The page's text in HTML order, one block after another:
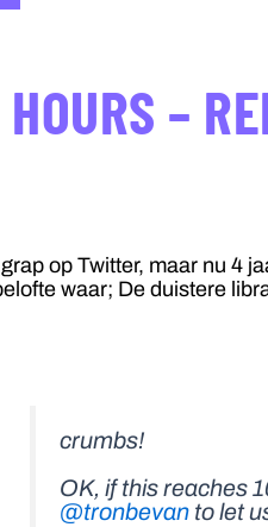
–
op Twitter, maar nu 4
waar; De duistere
crumbs!
OK, if this reaches
@tronbevanto let